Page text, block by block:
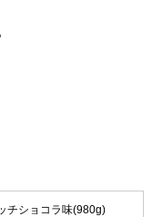
チショコラ味(980g)